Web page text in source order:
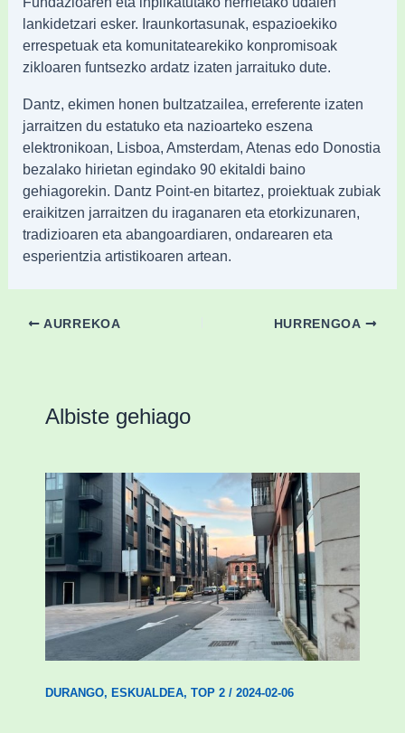
lankidetzari esker. Iraunkortasunak, espazioekiko
errespetuak eta komunitatearekiko konpromisoak
zikloaren funtsezko ardatz izaten jarraituko dute.
Dantz, ekimen honen bultzatzailea, erreferente izaten
jarraitzen du estatuko eta nazioarteko eszena
elektronikoan, Lisboa, Amsterdam, Atenas edo Donostia
bezalako hirietan egindako 90 ekitaldi baino
gehiagorekin. Dantz Point-en bitartez, proiektuak zubiak
eraikitzen jarraitzen du iraganaren eta etorkizunaren,
tradizioaren eta abangoardiaren, ondarearen eta
esperientzia artistikoaren artean.
AURREKOA HURRENGOA
Albiste gehiago
Udal etxebizitza tasatuei buruzko lehen
ordenantza izango du Durangok
DURANGO, ESKUALDEA, TOP 2/ 2024-02-06